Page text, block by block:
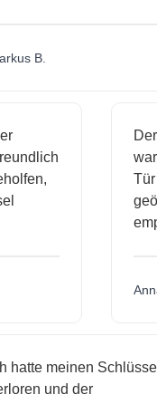
B.
hatte meinen Schlüssel
und der